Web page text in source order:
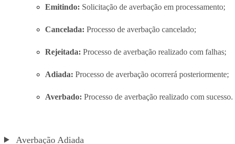
Emitindo: Solicitação de averbação em processamento;
Cancelada: Processo de averbação cancelado;
Rejeitada: Processo de averbação realizado com falhas;
Adiada: Processo de averbação ocorrerá posteriormente;
Averbado: Processo de averbação realizado com sucesso.
Averbação Adiada